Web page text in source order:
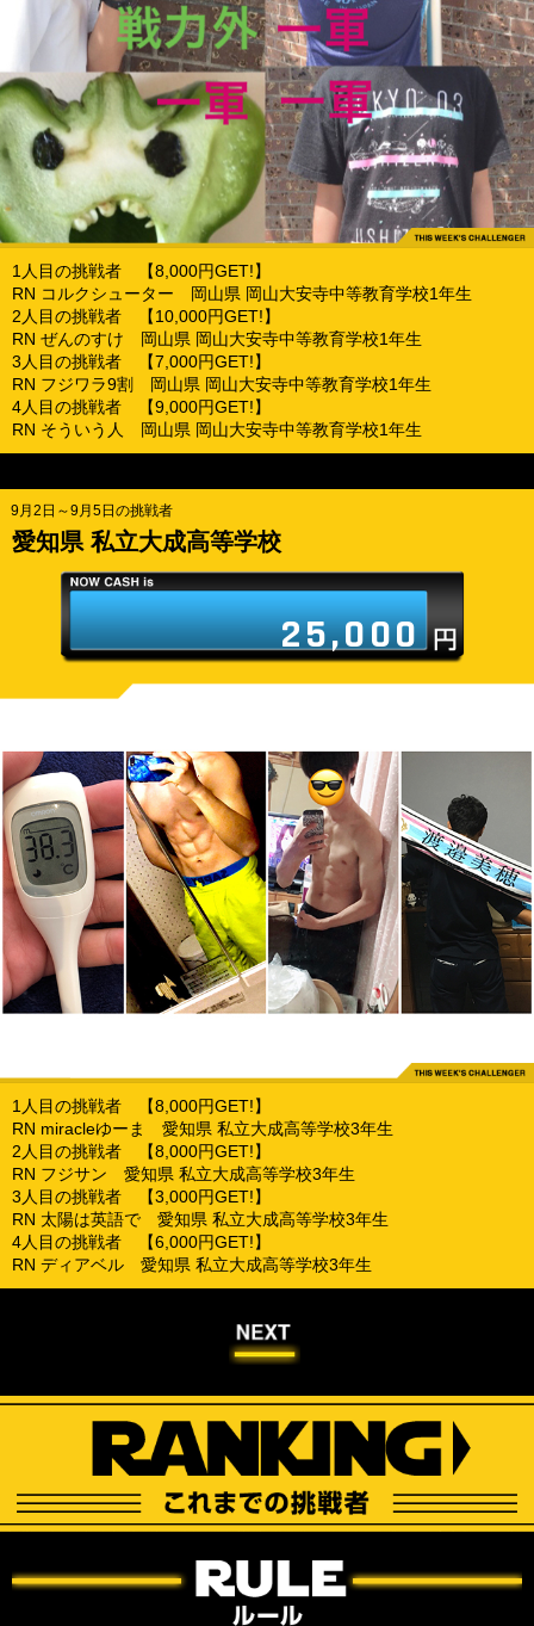
1人目の挑戦者 【8,000円GET!】
RN コルクシューター 岡山県 岡山大安寺中等教育学校1年生
2人目の挑戦者 【10,000円GET!】
RN ぜんのすけ 岡山県 岡山大安寺中等教育学校1年生
3人目の挑戦者 【7,000円GET!】
RN フジワラ9割 岡山県 岡山大安寺中等教育学校1年生
4人目の挑戦者 【9,000円GET!】
RN そういう人 岡山県 岡山大安寺中等教育学校1年生
愛知県 私立大成高等学校
25,000
9月2日～9月5日の挑戦者
1人目の挑戦者 【8,000円GET!】
RN miracleゆーま 愛知県 私立大成高等学校3年生
2人目の挑戦者 【8,000円GET!】
RN フジサン 愛知県 私立大成高等学校3年生
3人目の挑戦者 【3,000円GET!】
RN 太陽は英語で 愛知県 私立大成高等学校3年生
4人目の挑戦者 【6,000円GET!】
RN ディアベル 愛知県 私立大成高等学校3年生